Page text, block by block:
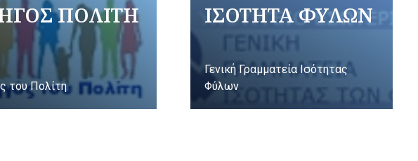
ΠΟΛΙΤΗ
του Πολίτη
ΙΣΟΤΗΤΑ ΦΥΛΩΝ
Γενική Γραμματεία Ισότητας
Φύλων